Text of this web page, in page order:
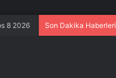
8 2026 Son Dakika Haberleri